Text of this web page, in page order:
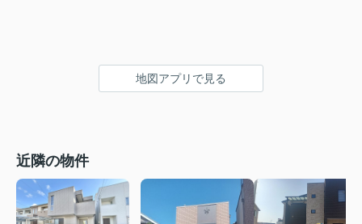
地図アプリで見る
近隣の物件